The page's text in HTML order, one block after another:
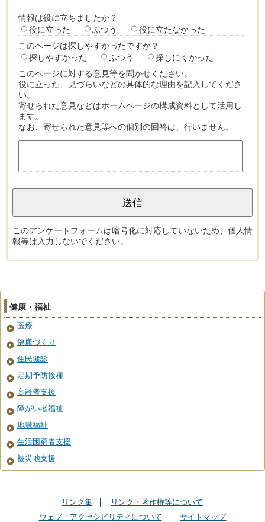
情報は役に立ちましたか？
役に立った
ふつう
役に立たなかった
このページは探しやすかったですか？
探しやすかった
ふつう
探しにくかった
このページに対する意見等を聞かせください。
役に立った、見づらいなどの具体的な理由を記入してくださ
い。
寄せられた意見などはホームページの構成資料として活用し
ます。
なお、寄せられた意見等への個別の回答は、行いません。
このアンケートフォームは暗号化に対応していないため、個人情
報等は入力しないでください。
健康・福祉
医療
健康づくり
住民健診
定期予防接種
高齢者支援
障がい者福祉
地域福祉
生活困窮者支援
被災地支援
リンク集
リンク・著作権等について
ウェブ・アクセシビリティについて
サイトマップ